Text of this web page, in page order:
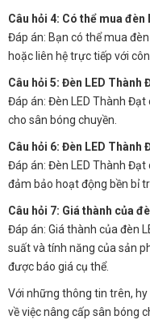
Câu hỏi 4: Có thể mua đèn
Đáp án: Bạn có thể mua
hoặc liên hệ trực tiếp với
Câu hỏi 5: Đèn LED Thành
Đáp án: Đèn LED Thành
cho sân bóng chuyền.
Câu hỏi 6: Đèn LED
Đáp án: Đèn LED Thành
đảm bảo hoạt động bền bỉ
Câu hỏi 7: Giá thành của
Đáp án: Giá thành của đèn
suất và tính năng của sản
được báo giá cụ thể.
Với những thông tin trên,
về việc nâng cấp sân bóng